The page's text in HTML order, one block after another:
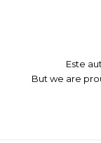
Este
But we are